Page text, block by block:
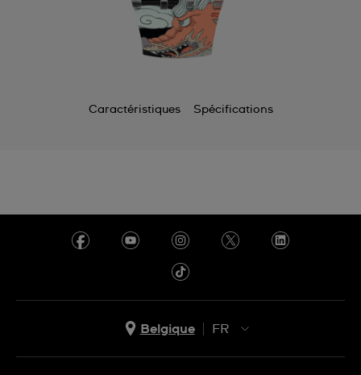
Caractéristiques Spécifications
Belgique
FR